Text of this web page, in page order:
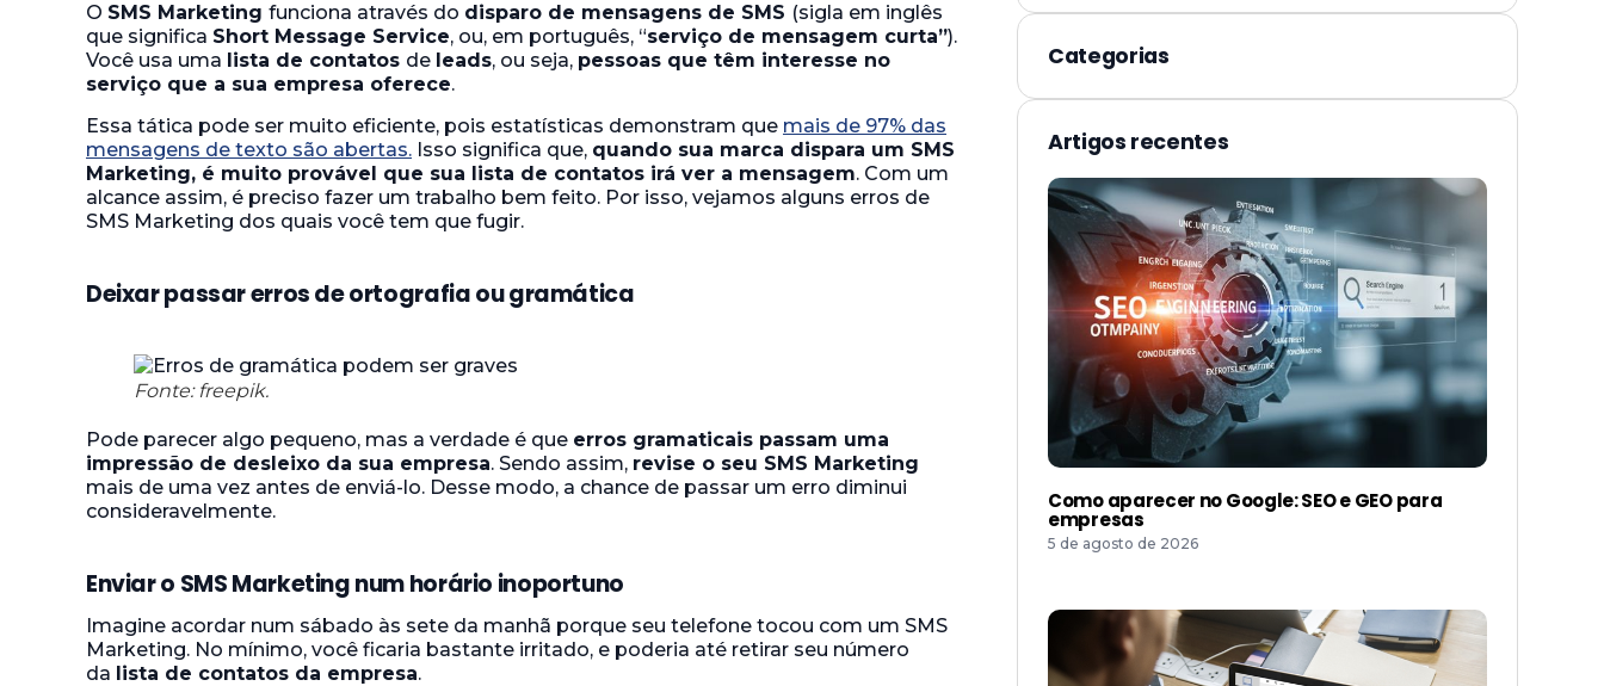
O SMS Marketing funciona através do disparo de mensagens de SMS (sigla em inglês
que significa Short Message Service, ou, em português, “serviço de mensagem curta”).
Você usa uma lista de contatos de leads, ou seja, pessoas que têm interesse no
serviço que a sua empresa oferece.
Essa tática pode ser muito eficiente, pois estatísticas demonstram que mais de 97% das
mensagens de texto são abertas. Isso significa que, quando sua marca dispara um SMS
Marketing, é muito provável que sua lista de contatos irá ver a mensagem. Com um
alcance assim, é preciso fazer um trabalho bem feito. Por isso, vejamos alguns erros de
SMS Marketing dos quais você tem que fugir.
Deixar passar erros de ortografia ou gramática
Fonte: freepik.
Pode parecer algo pequeno, mas a verdade é que erros gramaticais passam uma
impressão de desleixo da sua empresa. Sendo assim, revise o seu SMS Marketing
mais de uma vez antes de enviá-lo. Desse modo, a chance de passar um erro diminui
consideravelmente.
Enviar o SMS Marketing num horário inoportuno
Imagine acordar num sábado às sete da manhã porque seu telefone tocou com um SMS
Marketing. No mínimo, você ficaria bastante irritado, e poderia até retirar seu número
da lista de contatos da empresa.
Categorias
Artigos recentes
Como aparecer no Google: SEO e GEO para
empresas
5 de agosto de 2026